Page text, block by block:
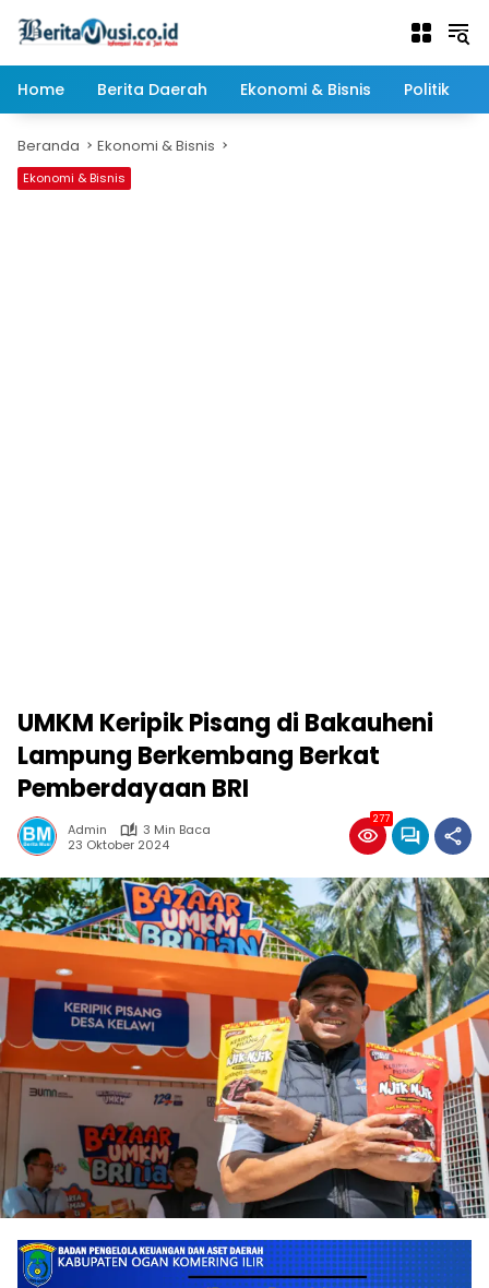
Home
Berita Daerah Ekonomi & Bisnis Politik
Beranda Ekonomi & Bisnis
Ekonomi & Bisnis
UMKM Keripik Pisang di Bakauheni
Lampung Berkembang Berkat
Pemberdayaan BRI
Admin
3 Min Baca
23 Oktober 2024
277